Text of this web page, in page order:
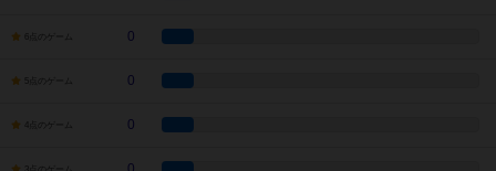
6点のゲーム 0
5点のゲーム 0
4点のゲーム 0